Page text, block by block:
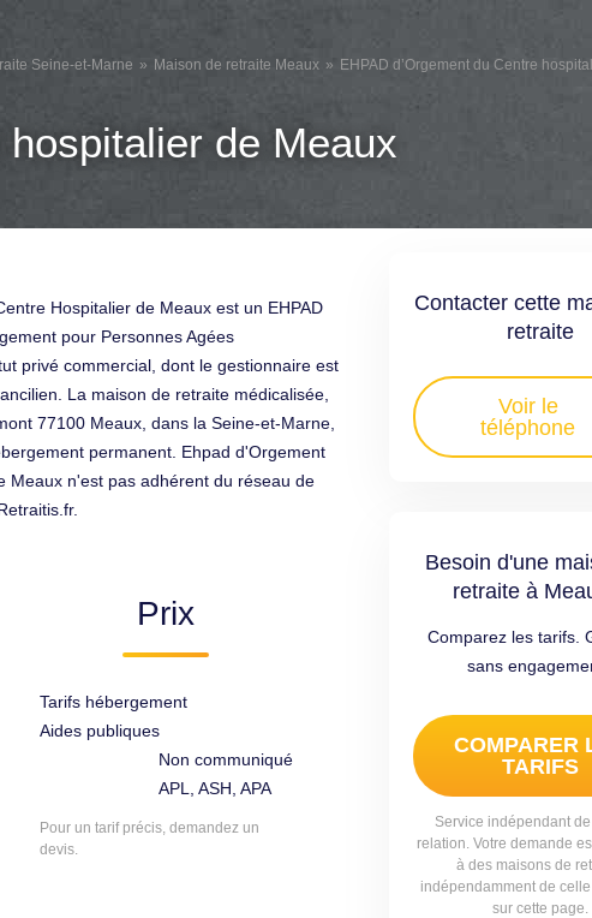
Seine-et-Marne Maison de retraite Meaux EHPAD d’Orgement du Centre
hospitalier de Meaux
Contacter cette
retraite
Voir le
téléphone
Besoin d'une
retraite à
Comparez les tarifs.
sans
COMPARER
TARIFS
Service indépendant
relation. Votre demande
à des maisons de
indépendamment de
sur cette page.
Hospitalier de Meaux est un EHPAD
pour Personnes Agées
privé commercial, dont le gestionnaire est
La maison de retraite médicalisée,
77100 Meaux, dans la Seine-et-Marne,
permanent. Ehpad d'Orgement
Meaux n'est pas adhérent du réseau de
Prix
Tarifs hébergement
Aides publiques
Non communiqué
APL, ASH, APA
Pour un tarif précis, demandez un
devis.